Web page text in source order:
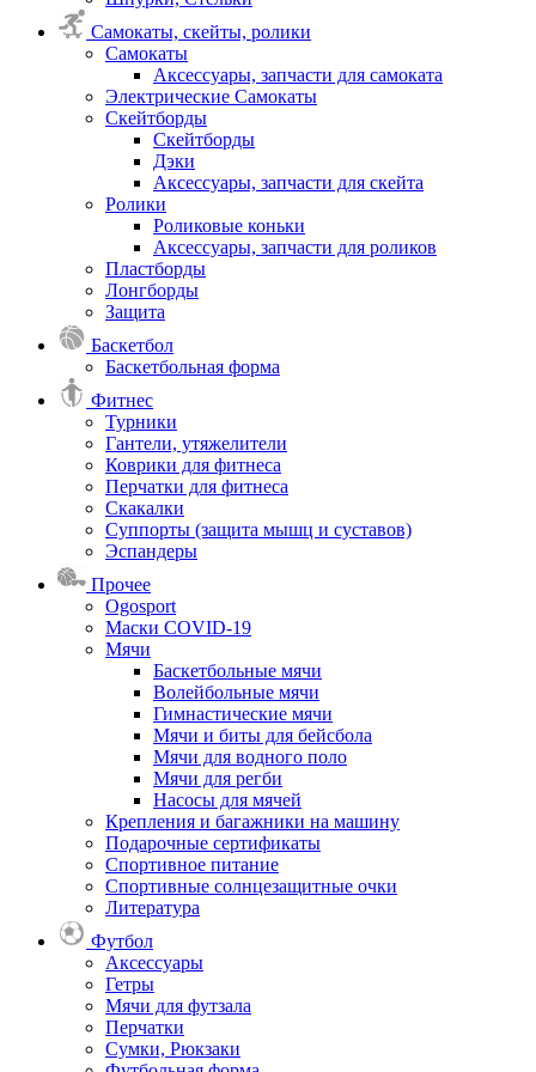
Самокаты, скейты, ролики
Самокаты
Аксессуары, запчасти для самоката
Электрические Самокаты
Скейтборды
Скейтборды
Дэки
Аксессуары, запчасти для скейта
Ролики
Роликовые коньки
Аксессуары, запчасти для роликов
Пластборды
Лонгборды
Защита
Баскетбол
Баскетбольная форма
Фитнес
Турники
Гантели, утяжелители
Коврики для фитнеса
Перчатки для фитнеса
Скакалки
Суппорты (защита мышц и суставов)
Эспандеры
Прочее
Ogosport
Маски COVID-19
Мячи
Баскетбольные мячи
Волейбольные мячи
Гимнастические мячи
Мячи и биты для бейсбола
Мячи для водного поло
Мячи для регби
Насосы для мячей
Крепления и багажники на машину
Подарочные сертификаты
Спортивное питание
Спортивные солнцезащитные очки
Литература
Футбол
Аксессуары
Гетры
Мячи для футзала
Перчатки
Сумки, Рюкзаки